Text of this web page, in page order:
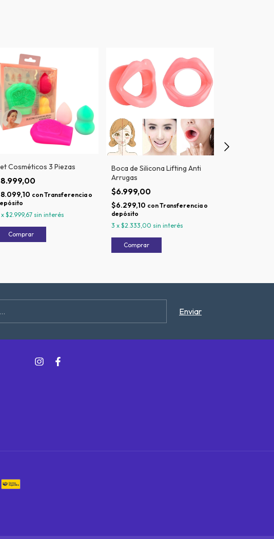
Cosméticos 3 Piezas
conTransferencia o
x $2.999,67 sin interés
Boca de Silicona Lifting Anti
Arrugas
$6.999,00
$6.299,10 conTransferencia o
depósito
3 x $2.333,00 sin interés